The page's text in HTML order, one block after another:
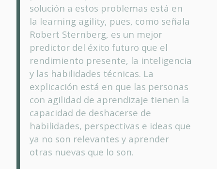
solución a estos problemas está en
la learning agility, pues, como señala
Robert Sternberg, es un mejor
predictor del éxito futuro que el
rendimiento presente, la inteligencia
y las habilidades técnicas. La
explicación está en que las personas
con agilidad de aprendizaje tienen la
capacidad de deshacerse de
habilidades, perspectivas e ideas que
ya no son relevantes y aprender
otras nuevas que lo son.